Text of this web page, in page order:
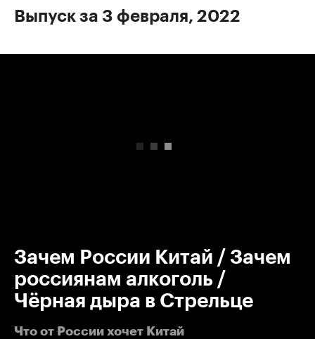
Выпуск за 3 февраля, 2022
Зачем России Китай / Зачем
россиянам алкоголь /
Чёрная дыра в Стрельце
Что от России хочет Китай